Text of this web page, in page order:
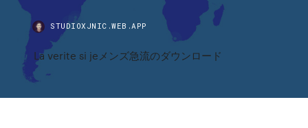
STUDIOXJNIC.WEB.APP
La verite si jeメンズ急流のダウンロード